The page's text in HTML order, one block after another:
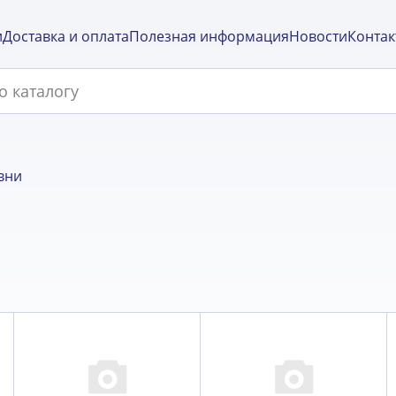
Доставка и оплатаПолезная информацияНовости